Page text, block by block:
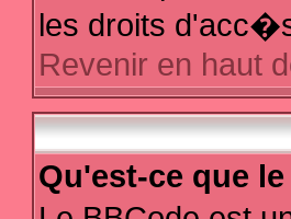
les droits
Revenir en haut
Qu'est-ce que